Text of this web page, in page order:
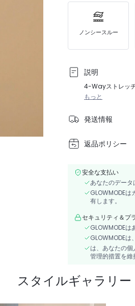
ノンシースルー
説明
4-Wayストレッチ
もっと
発送情報
返品ポリシー
安全な支払い
あなたのデータ
GLOWMODE
有します。
セキュリティ＆プ
GLOWMODEは
GLOWMODEは
は、あなたの個
管理的措置を維
スタイルギャラリー